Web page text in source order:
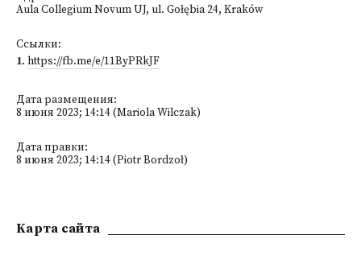
Aula Collegium Novum UJ, ul. Gołębia 24, Kraków
Ссылки:
1. https://fb.me/e/11ByPRkJF
Дата размещения:
8 июня 2023; 14:14 (Mariola Wilczak)
Дата правки:
8 июня 2023; 14:14 (Piotr Bordzoł)
Kарта сайта